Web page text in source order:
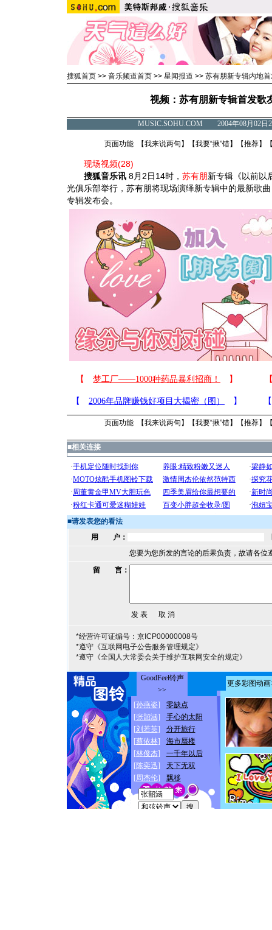
搜狐首页 >> 音乐频道首页 >> 星闻报道 >> 苏有朋新专辑内地
视频：苏有朋新专辑首发歌
MUSIC.SOHU.COM 2004年08月02
页面功能 【我来说两句 】【我要“揪”错】【推荐】
现场视频(28)
搜狐音乐讯 8月2日14时， 苏有朋新专辑《以前以
光俱乐部举行，苏有朋将现场演绎新专辑中的最新歌
专辑发布会。
页面功能 【我来说两句 】【我要“揪”错】【推荐】
■相关连接
■请发表您的看法
用 户：
您要为您所发的言论的后果负责，故请各位
留 言：
*经营许可证编号：京ICP00000008号
*遵守《互联网电子公告服务管理规定》
*遵守《全国人大常委会关于维护互联网安全的规定》